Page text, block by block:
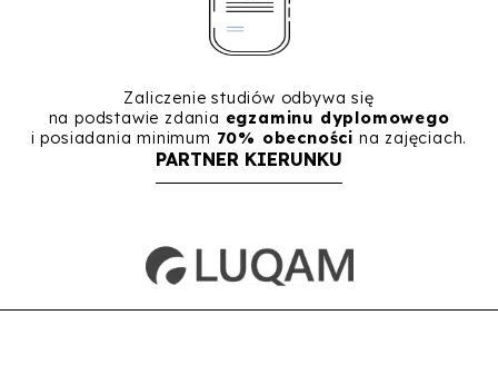
Zaliczenie studiów odbywa się
na podstawie zdania egzaminu dyplomowego
i posiadania minimum 70% obecności na zajęciach.
PARTNER KIERUNKU